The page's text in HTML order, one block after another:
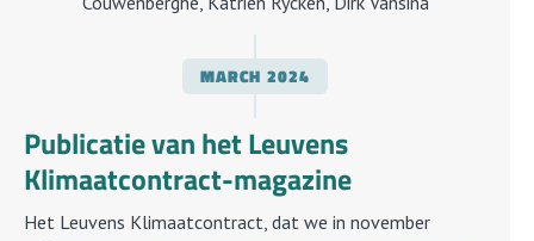
MARCH 2024
Publicatie van het Leuvens
Klimaatcontract-magazine
Het Leuvens Klimaatcontract, dat we in november